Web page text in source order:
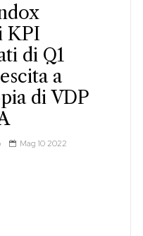
KPI
di Q1
a
di VDP
Mag 10 2022